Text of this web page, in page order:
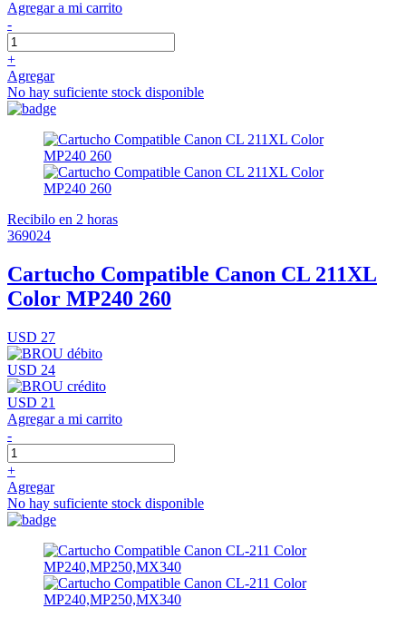
Agregar a mi carrito
-
+
Agregar
No hay suficiente stock disponible
Recibilo en 2 horas
369024
Cartucho Compatible Canon CL 211XL
Color MP240 260
USD 27
USD 24
USD 21
Agregar a mi carrito
-
+
Agregar
No hay suficiente stock disponible